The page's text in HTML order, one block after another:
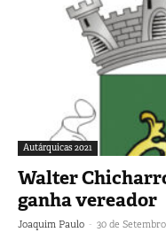
Autárquicas 2021
Walter
ganha vereador
Joaquim Paulo - 30 de